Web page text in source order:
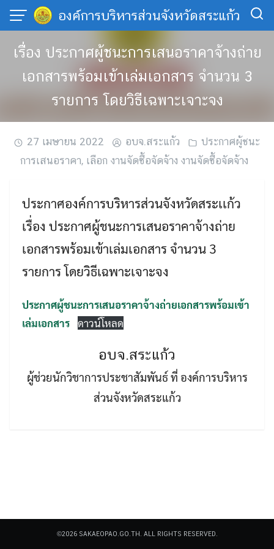
Skip
content
องค์การบริหารส่วนจังหวัดสระแก้ว
Search
for:
Search
เรื่อง ประกาศผู้ชนะการเสนอราคาจ้างถ่าย
เอกสารพร้อมเข้าเล่มเอกสาร จำนวน 3
รายการ โดยวิธีเฉพาะเจาะจง
27 เมษายน 2022 อบจ.สระแก้ว
ประกาศผู้ชนะ
การเสนอราคา, เลือก งานจัดซื้อจัดจ้าง งานจัดซื้อจัดจ้าง
ประกาศองค์การบริหารส่วนจังหวัดสระเเก้ว
เรื่อง ประกาศผู้ชนะการเสนอราคาจ้างถ่าย
เอกสารพร้อมเข้าเล่มเอกสาร จำนวน 3
รายการ โดยวิธีเฉพาะเจาะจง
ประกาศผู้ชนะการเสนอราคาจ้างถ่ายเอกสารพร้อมเข้า
เล่มเอกสาร ดาวน์โหลด
อบจ.สระแก้ว
ผู้ช่วยนักวิชาการประชาสัมพันธ์ ที่ องค์การบริหาร
ส่วนจังหวัดสระแก้ว
©2026 SAKAEOPAO.GO.TH. ALL RIGHTS RESERVED.